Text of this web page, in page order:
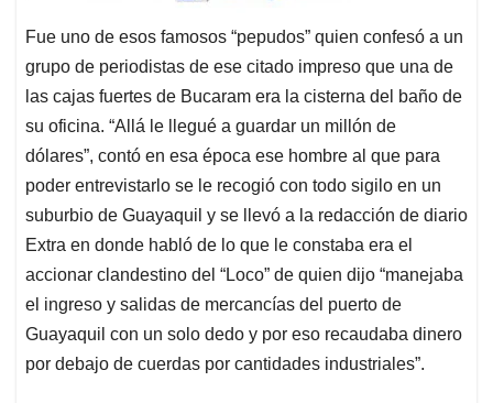
Fue uno de esos famosos “pepudos” quien confesó a un
grupo de periodistas de ese citado impreso que una de
las cajas fuertes de Bucaram era la cisterna del baño de
su oficina. “Allá le llegué a guardar un millón de
dólares”, contó en esa época ese hombre al que para
poder entrevistarlo se le recogió con todo sigilo en un
suburbio de Guayaquil y se llevó a la redacción de diario
Extra en donde habló de lo que le constaba era el
accionar clandestino del “Loco” de quien dijo “manejaba
el ingreso y salidas de mercancías del puerto de
Guayaquil con un solo dedo y por eso recaudaba dinero
por debajo de cuerdas por cantidades industriales”.